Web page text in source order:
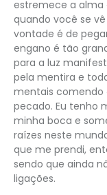
estremece a alma
quando você se
vontade é de
engano é tão
para a luz
pela mentira e
mentais comendo
pecado. Eu tenho
minha boca e
raízes neste
que me prendi,
sendo que ainda
ligações.